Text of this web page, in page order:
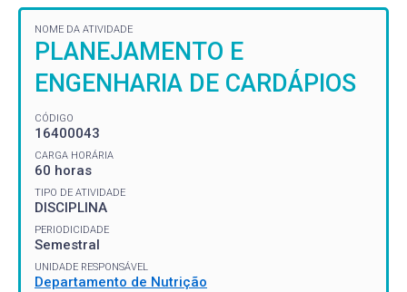
NOME DA ATIVIDADE
PLANEJAMENTO E
ENGENHARIA DE CARDÁPIOS
CÓDIGO
16400043
CARGA HORÁRIA
60 horas
TIPO DE ATIVIDADE
DISCIPLINA
PERIODICIDADE
Semestral
UNIDADE RESPONSÁVEL
Departamento de Nutrição